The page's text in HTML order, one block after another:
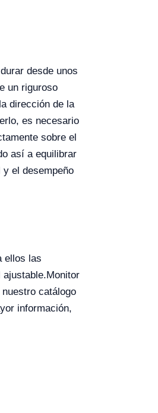
desde unos
un riguroso
dirección de la
es necesario
sobre el
así a equilibrar
el desempeño
ellos las
Monitor
catálogo
información,